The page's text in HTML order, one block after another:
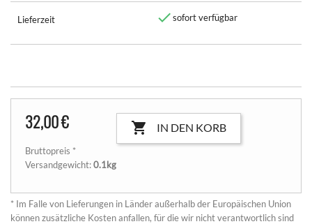
Lieferzeit sofort verfügbar
32,00 €
Bruttopreis *
Versandgewicht:0.1kg
 IN DEN KORB
* Im Falle von Lieferungen in Länder außerhalb der Europäischen Union
können zusätzliche Kosten anfallen, für die wir nicht verantwortlich sind